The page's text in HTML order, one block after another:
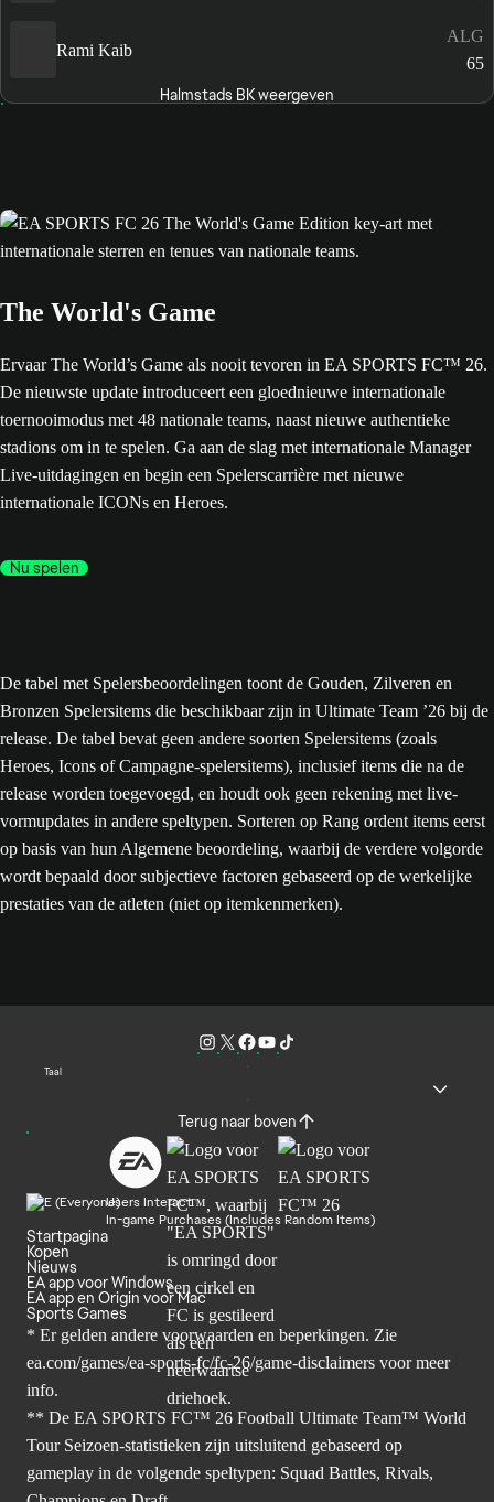
Rami Kaib
ALG
65
Halmstads BK weergeven
The World's Game
Ervaar The World’s Game als nooit tevoren in EA SPORTS FC™ 26.
De nieuwste update introduceert een gloednieuwe internationale
toernooimodus met 48 nationale teams, naast nieuwe authentieke
stadions om in te spelen. Ga aan de slag met internationale Manager
Live-uitdagingen en begin een Spelerscarrière met nieuwe
internationale ICONs en Heroes.
Nu spelen
De tabel met Spelersbeoordelingen toont de Gouden, Zilveren en
Bronzen Spelersitems die beschikbaar zijn in Ultimate Team ’26 bij de
release. De tabel bevat geen andere soorten Spelersitems (zoals
Heroes, Icons of Campagne-spelersitems), inclusief items die na de
release worden toegevoegd, en houdt ook geen rekening met live-
vormupdates in andere speltypen. Sorteren op Rang ordent items eerst
op basis van hun Algemene beoordeling, waarbij de verdere volgorde
wordt bepaald door subjectieve factoren gebaseerd op de werkelijke
prestaties van de atleten (niet op itemkenmerken).
Taal
Terug naar boven
Users Interact
In-game Purchases (Includes Random Items)
Startpagina
Kopen
Nieuws
EA app voor Windows
EA app en Origin voor Mac
Sports Games
* Er gelden andere voorwaarden en beperkingen. Zie
ea.com/games/ea-sports-fc/fc-26/game-disclaimers voor meer
info.
** De EA SPORTS FC™ 26 Football Ultimate Team™ World
Tour Seizoen-statistieken zijn uitsluitend gebaseerd op
gameplay in de volgende speltypen: Squad Battles, Rivals,